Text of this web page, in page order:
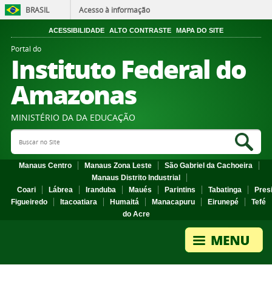
BRASIL Acesso à informação
ACESSIBILIDADE ALTO CONTRASTE MAPA DO SITE
Portal do
Instituto Federal do
Amazonas
MINISTÉRIO DA DA EDUCAÇÃO
Search Site
Manaus Centro Manaus Zona Leste
São Gabriel da Cachoeira
Manaus Distrito Industrial
Coari
Lábrea Iranduba Maués Parintins Tabatinga
Figueiredo
Itacoatiara Humaitá Manacapuru Eirunepé
Tefé
do Acre